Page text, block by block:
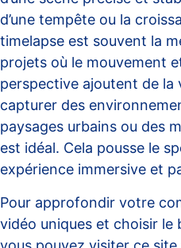
d’une tempête ou la
timelapse est souvent la
projets où le mouvement
perspective ajoutent de la
capturer des
paysages urbains ou des
est idéal. Cela pousse le
expérience immersive et
Pour approfondir votre
vidéo uniques et choisir le